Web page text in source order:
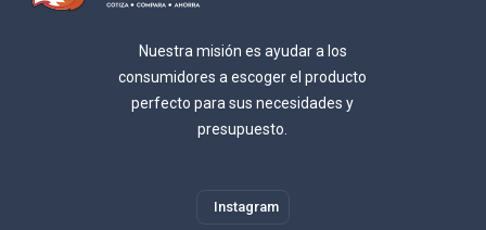
Nuestra misión es ayudar a los
consumidores a escoger el producto
perfecto para sus necesidades y
presupuesto.
Instagram